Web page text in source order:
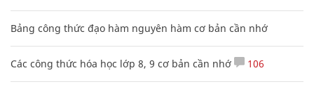
Bảng công thức đạo hàm nguyên hàm cơ bản cần nhớ
Các công thức hóa học lớp 8, 9 cơ bản cần nhớ 106